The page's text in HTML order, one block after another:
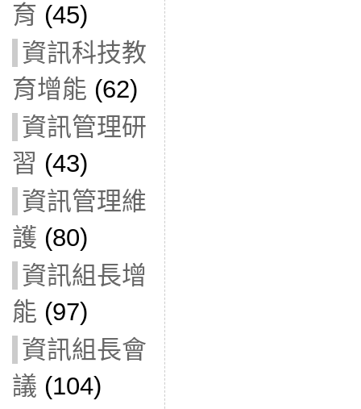
育 (45)
資訊科技教
育增能 (62)
資訊管理研
習 (43)
資訊管理維
護 (80)
資訊組長增
能 (97)
資訊組長會
議 (104)